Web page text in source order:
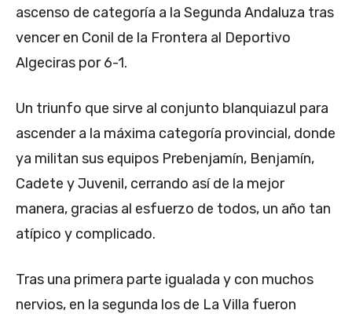
ascenso de categoría a la Segunda Andaluza tras
vencer en Conil de la Frontera al Deportivo
Algeciras por 6-1.
Un triunfo que sirve al conjunto blanquiazul para
ascender a la máxima categoría provincial, donde
ya militan sus equipos Prebenjamín, Benjamín,
Cadete y Juvenil, cerrando así de la mejor
manera, gracias al esfuerzo de todos, un año tan
atípico y complicado.
Tras una primera parte igualada y con muchos
nervios, en la segunda los de La Villa fueron